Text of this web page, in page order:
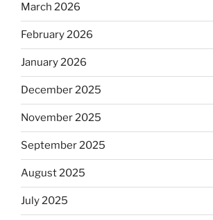
March 2026
February 2026
January 2026
December 2025
November 2025
September 2025
August 2025
July 2025